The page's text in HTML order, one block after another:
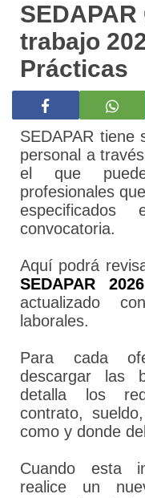
trabajo
Prácticas
SEDAPAR tiene
personal a
el que
profesionales
convocatoria.
Aquí podrá
SEDAPAR 2026
actualizado
laborales.
Para cada
descargar las
detalla los
contrato,
como y donde
Cuando esta
realice un